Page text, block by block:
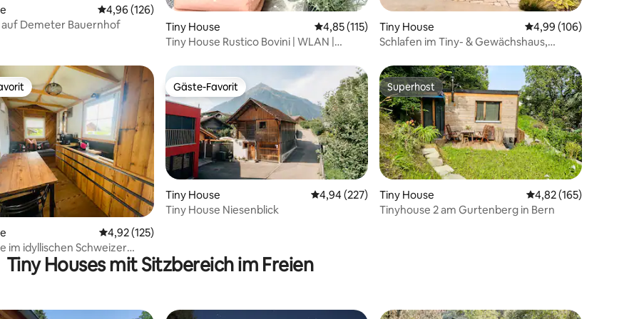
4,83 von 5, 204 Bewertungen
Durchschnittliche Bewertung: 4,96 von 5, 126 Bewertungen
4,96 (126)
auf Demeter Bauernhof
Tiny House Durchschnittliche Bewertung: 4,85 von 5, 115 Bewertungen
4,85 (115)
Tiny House Rustico Bovini | WLAN |
Tiny House Durchschnittliche
4,99 (106)
Schlafen im Tiny- & Gewächshaus,
4,94 von 5, 260 Bewertungen
Durchschnittliche Bewertung: 4,92 von 5, 125 Bewertungen
4,92 (125)
im idyllischen Schweizer
Gäste-Favorit
Gäste-Favorit
Tiny House Durchschnittliche Bewertung: 4,94 von 5, 227 Bewertungen
4,94 (227)
Tiny House Niesenblick
Superhost
Superhost
Tiny House Durchschnittliche
4,82 (165)
Tinyhouse 2 am Gurtenberg in Bern
Tiny Houses mit Sitzbereich im Freien